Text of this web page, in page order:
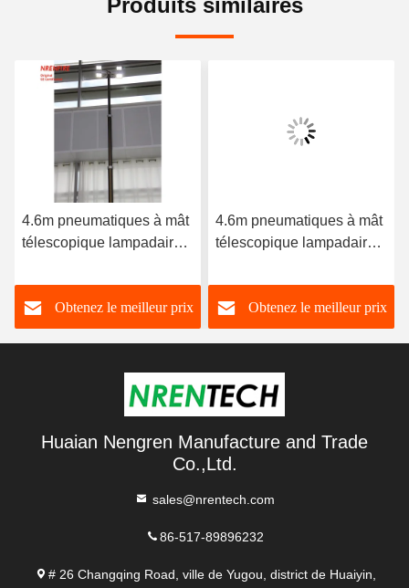
Produits similaires
4.6m pneumatiques à mât
télescopique lampadaire à
câbles 4x60W LED -
télécommande - pour tour
lumineuse mobile ou tour
Obtenez le meilleur prix
4.6m pneumatiques à mât
télescopique lampadaire à
câbles 4x60W LED -
télécommande - pour tour
lumineuse mobile ou tour
Obtenez le meilleur prix
Huaian Nengren Manufacture and Trade
Co.,Ltd.
sales@nrentech.com
86-517-89896232
# 26 Changqing Road, ville de Yugou, district de Huaiyin,